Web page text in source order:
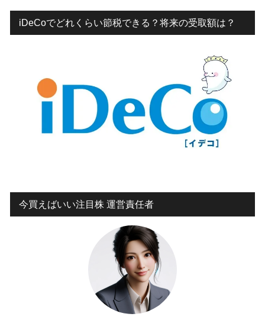
iDeCoでどれくらい節税できる？将来の受取額は？
今買えばいい注目株 運営責任者